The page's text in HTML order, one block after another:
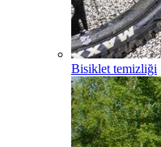
Bisiklet temizliği